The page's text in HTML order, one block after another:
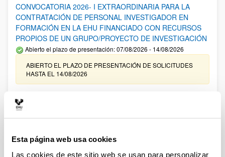
Esta página web usa cookies
Las cookies de este sitio web se usan para personalizar
CONVOCATORIA 2026- I EXTRAORDINARIA PARA LA
CONTRATACIÓN DE PERSONAL INVESTIGADOR EN
FORMACIÓN EN LA EHU FINANCIADO CON RECURSOS
PROPIOS DE UN GRUPO/PROYECTO DE INVESTIGACIÓN
Abierto el plazo de presentación: 07/08/2026 - 14/08/2026
ABIERTO EL PLAZO DE PRESENTACIÓN DE SOLICITUDES
HASTA EL 14/08/2026
Ayudas para financiación de la adquisición y renovación de
infraestructura científica y fondos bibliográficos en la
UPV/EHU 2026
25/03/2026: Corrección de errores del listado provisional de
solicitudes admitidas y excluidas. 23/03/2026: Relación